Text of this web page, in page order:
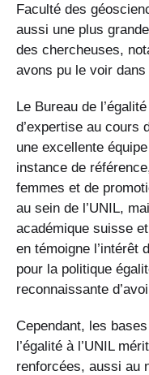
Faculté des
aussi une plus
des chercheuses,
avons pu le voir
Le Bureau de
d’expertise au cours
une excellente
instance de
femmes et de
au sein de l’UNIL,
académique suisse
en témoigne l’intérêt
pour la politique
reconnaissante
Cependant, les
l’égalité à l’UNIL
renforcées, aussi au